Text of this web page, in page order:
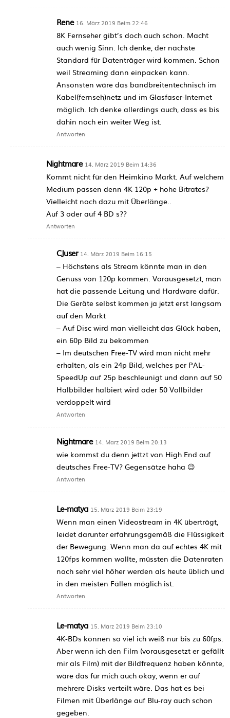
Rene 16. März 2019 Beim 22:46
8K Fernseher gibt’s doch auch schon. Macht
auch wenig Sinn. Ich denke, der nächste
Standard für Datenträger wird kommen. Schon
weil Streaming dann einpacken kann.
Ansonsten wäre das bandbreitentechnisch im
Kabel(fernseh)netz und im Glasfaser-Internet
möglich. Ich denke allerdings auch, dass es bis
dahin noch ein weiter Weg ist.
Antworten
Nightmare 14. März 2019 Beim 14:36
Kommt nicht für den Heimkino Markt. Auf welchem
Medium passen denn 4K 120p + hohe Bitrates?
Vielleicht noch dazu mit Überlänge..
Auf 3 oder auf 4 BD s??
Antworten
CJuser 14. März 2019 Beim 16:15
– Höchstens als Stream könnte man in den
Genuss von 120p kommen. Vorausgesetzt, man
hat die passende Leitung und Hardware dafür.
Die Geräte selbst kommen ja jetzt erst langsam
auf den Markt
– Auf Disc wird man vielleicht das Glück haben,
ein 60p Bild zu bekommen
– Im deutschen Free-TV wird man nicht mehr
erhalten, als ein 24p Bild, welches per PAL-
SpeedUp auf 25p beschleunigt und dann auf 50
Halbbilder halbiert wird oder 50 Vollbilder
verdoppelt wird
Antworten
Nightmare 14. März 2019 Beim 20:13
wie kommst du denn jettzt von High End auf
deutsches Free-TV? Gegensätze haha 😉
Antworten
Le-matya 15. März 2019 Beim 23:19
Wenn man einen Videostream in 4K überträgt,
leidet darunter erfahrungsgemäß die Flüssigkeit
der Bewegung. Wenn man da auf echtes 4K mit
120fps kommen wollte, müssten die Datenraten
noch sehr viel höher werden als heute üblich und
in den meisten Fällen möglich ist.
Antworten
Le-matya 15. März 2019 Beim 23:10
4K-BDs können so viel ich weiß nur bis zu 60fps.
Aber wenn ich den Film (vorausgesetzt er gefällt
mir als Film) mit der Bildfrequenz haben könnte,
wäre das für mich auch okay, wenn er auf
mehrere Disks verteilt wäre. Das hat es bei
Filmen mit Überlänge auf Blu-ray auch schon
gegeben.